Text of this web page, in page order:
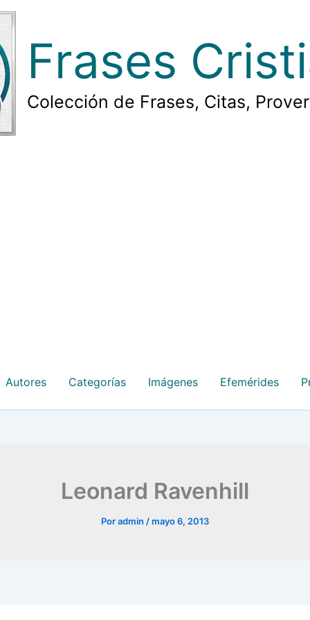
Frases
Colección de Frases, Citas,
Autores Categorías Imágenes Efemérides
Leonard Ravenhill
Poradmin /mayo 6, 2013